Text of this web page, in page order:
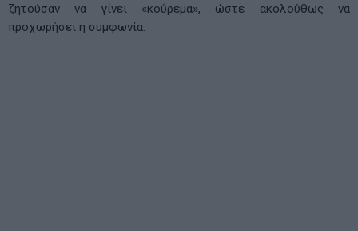
ζητούσαν να γίνει «κούρεμα», ώστε ακολούθως να
προχωρήσει η συμφωνία.